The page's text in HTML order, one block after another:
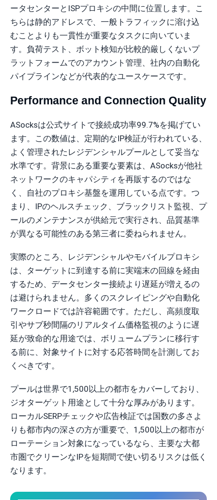
ータセンターとISPプロキシの中間に位置します。こ
ちらは静的アドレスで、一般トラフィックに溶け込
むことよりも一貫性が重要なタスクに向いていま
す。負荷テスト、ボット検知が比較的厳しくないプ
ラットフォームでのアカウント管理、社内の自動化
パイプラインなどが代表的なユースケースです。
Performance and Connection Quality
ASocksは公式サイトで接続成功率99.7%を掲げてい
ます。この数値は、定期的なIP検証が行われている、
よく管理されたレジデンシャルプールとして妥当な
水準です。背景にある重要な要素は、ASocksが他社
ネットワークのキャパシティを再販するのではな
く、自社のプロキシ基盤を運用している点です。つ
まり、IPのヘルスチェック、ブラックリスト監視、プ
ールのメンテナンスが供給元で実行され、品質基準
が異なる可能性のある第三者に委ねられません。
実際のところ、レジデンシャルやモバイルプロキシ
は、ターゲットに到達する前に実端末の回線を経由
するため、データセンター接続より遅延が増えるの
は避けられません。多くのスクレイピングや自動化
ワークロードでは許容範囲です。ただし、高頻度取
引やサブ秒間隔のリアルタイム価格監視のように遅
延が致命的な用途では、ボリュームプランに移行す
る前に、対象サイトに対する応答時間を計測してお
くべきです。
プールは世界で1,500以上の都市をカバーしており、
ジオターゲット用途として十分な厚みがあります。
ローカルSERPチェックや広告検証では国数の多さよ
りも都市内の深さの方が重要で、1,500以上の都市が
ローテーション対象になっているなら、主要な大都
市圏でクリーンなIPを短期間で使い切るリスクは低く
なります。